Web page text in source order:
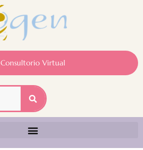
Consultorio Virtual